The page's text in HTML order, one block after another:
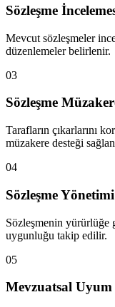
Sözleşme
Mevcut sözleşmeler
düzenlemeler belirlenir.
03
Sözleşme
Tarafların çıkarlarını
müzakere desteği
04
Sözleşme
Sözleşmenin yürürlüğe
uygunluğu takip edilir.
05
Mevzuatsal